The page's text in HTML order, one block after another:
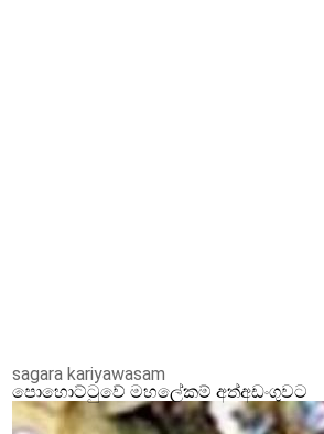
sagara kariyawasam
පොහොට්ටුවේ මහලේකම් අත්අඩංගුවට